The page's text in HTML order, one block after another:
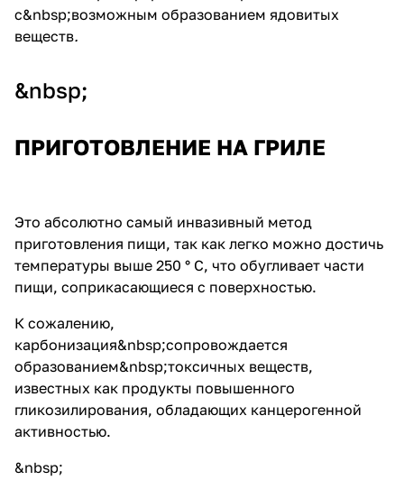
с&nbsp;возможным образованием ядовитых
веществ.
&nbsp;
ПРИГОТОВЛЕНИЕ НА ГРИЛЕ
Это абсолютно самый инвазивный метод
приготовления пищи, так как легко можно достичь
температуры выше 250 ° C, что обугливает части
пищи, соприкасающиеся с поверхностью.
К сожалению,
карбонизация&nbsp;сопровождается
образованием&nbsp;токсичных веществ,
известных как продукты повышенного
гликозилирования, обладающих канцерогенной
активностью.
&nbsp;